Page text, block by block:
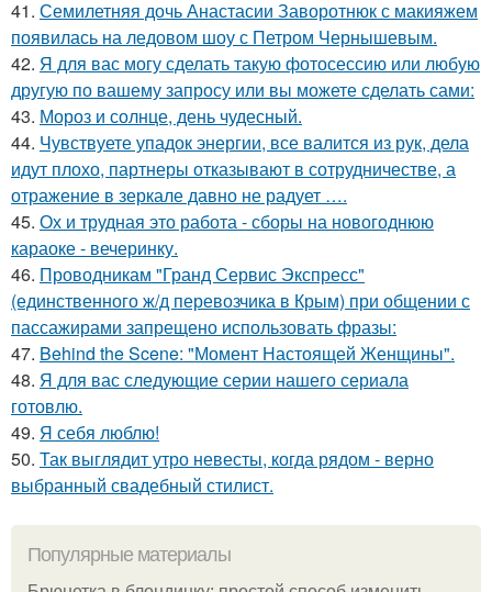
41. Семилетняя дочь Анастасии Заворотнюк с макияжем
появилась на ледовом шоу с Петром Чернышевым.
42. Я для вас могу сделать такую фотосессию или любую
другую по вашему запросу или вы можете сделать сами:
43. Мороз и солнце, день чудесный.
44. Чувствуете упадок энергии, все валится из рук, дела
идут плохо, партнеры отказывают в сотрудничестве, а
отражение в зеркале давно не радует ….
45. Ох и трудная это работа - сборы на новогоднюю
караоке - вечеринку.
46. Проводникам "Гранд Сервис Экспресс"
(единственного ж/д перевозчика в Крым) при общении с
пассажирами запрещено использовать фразы:
47. Behind the Scene: "Момент Настоящей Женщины".
48. Я для вас следующие серии нашего сериала
готовлю.
49. Я себя люблю!
50. Так выглядит утро невесты, когда рядом - верно
выбранный свадебный стилист.
Популярные материалы